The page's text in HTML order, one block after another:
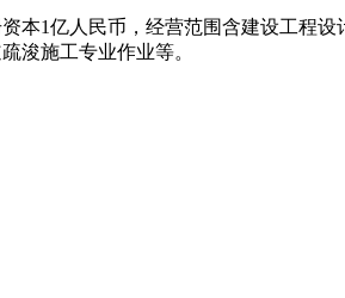
1亿人民币，经营范围含建设工程设
浚施工专业作业等。